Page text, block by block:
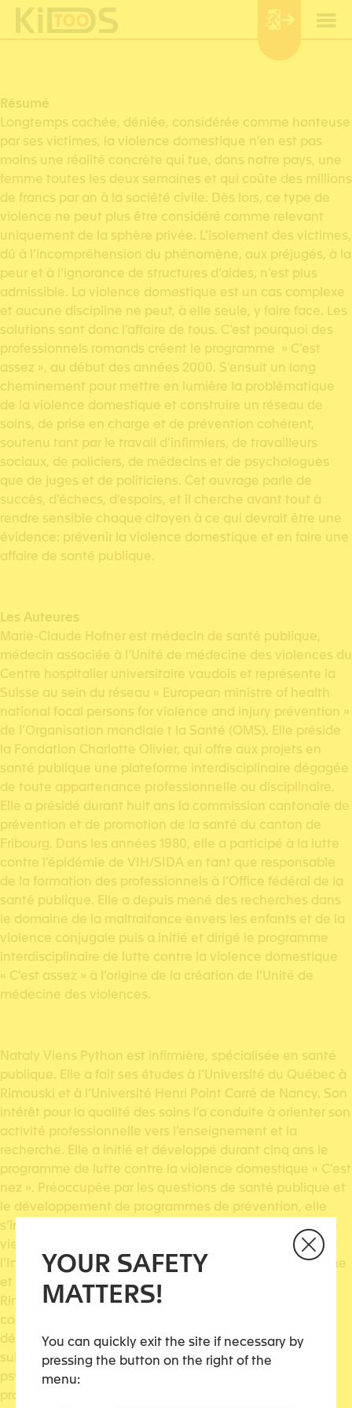
YOUR SAFETY
MATTERS!
You can quickly exit the site if necessary by
pressing the button on the right of the
menu:
Résumé
Longtemps cachée, déniée, considérée comme honteuse
par ses victimes, la violence domestique n’en est pas
moins une réalité concrète qui tue, dans notre pays, une
femme toutes les deux semaines et qui coûte des millions
de francs par an à la société civile. Dès lors, ce type de
violence ne peut plus être considéré comme relevant
uniquement de la sphère privée. L’isolement des victimes,
dû à l’incompréhension du phénomène, aux préjugés, à la
peur et à l’ignorance de structures d’aides, n’est plus
admissible. La violence domestique est un cas complexe
et aucune discipline ne peut, à elle seule, y faire face. Les
solutions sont donc l’affaire de tous. C’est pourquoi des
professionnels romands créent le programme » C’est
assez », au début des années 2000. S’ensuit un long
cheminement pour mettre en lumière la problématique
de la violence domestique et construire un réseau de
soins, de prise en charge et de prévention cohérent,
soutenu tant par le travail d’infirmiers, de travailleurs
sociaux, de policiers, de médecins et de psychologues
que de juges et de politiciens. Cet ouvrage parle de
succès, d’échecs, d’espoirs, et il cherche avant tout à
rendre sensible chaque citoyen à ce qui devrait être une
évidence: prévenir la violence domestique et en faire une
affaire de santé publique.
Les Auteures
Marie-Claude Hofner est médecin de santé publique,
médecin associée à l’Unité de médecine des violences du
Centre hospitalier universitaire vaudois et représente la
Suisse au sein du réseau « European ministre of health
national focal persons for violence and injury prévention »
de l’Organisation mondiale t la Santé (OMS). Elle préside
la Fondation Charlotte Olivier, qui offre aux projets en
santé publique une plateforme interdisciplinaire dégagée
de toute appartenance professionnelle ou disciplinaire.
Elle a présidé durant huit ans la commission cantonale de
prévention et de promotion de la santé du canton de
Fribourg. Dans les années 1980, elle a participé à la lutte
contre l’épidémie de VIH/SIDA en tant que responsable
de la formation des professionnels à l’Office fédéral de la
santé publique. Elle a depuis mené des recherches dans
le domaine de la maltraitance envers les enfants et de la
violence conjugale puis a initié et dirigé le programme
interdisciplinaire de lutte contre la violence domestique
« C’est assez » à l’origine de la création de l’Unité de
médecine des violences.
Nataly Viens Python est infirmière, spécialisée en santé
publique. Elle a fait ses études à l’Université du Québec à
Rimouski et à l’Université Henri Point Carré de Nancy. Son
intérêt pour la qualité des soins l’a conduite à orienter son
activité professionnelle vers l’enseignement et la
recherche. Elle a initié et développé durant cinq ans le
programme de lutte contre la violence domestique « C’est
nez ». Préoccupée par les questions de santé publique et
le développement de programmes de prévention, elle
s’implique pour l’évolution des questions de santé et de
vieillissement. Actuellement doyenne de la recherche à
l’Institut et Haute Ecole de la santé la Source à Lausanne
et professeure associée à l’Université du Québec à
Rimouski, elle contribue à l’essor de nouvelles
connaissances a soins infirmiers en favorisant le
développement de la recherche au sein des pôles
suivants: santé et vieillissement, santé mentale et
psychiatrie, innovation en soins et professionnalisation,
promotion de la santé et santé communautaire.
Cookies management panel